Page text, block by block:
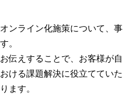
ンライン化施策について、事
。
伝えすることで、お客様が自
ける課題解決に役立てていた
ます。